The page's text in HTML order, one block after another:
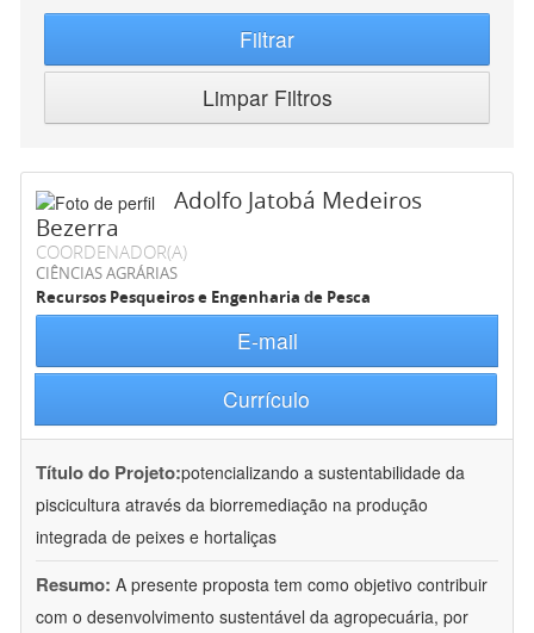
Filtrar
Limpar Filtros
Adolfo Jatobá Medeiros
Bezerra
COORDENADOR(A)
CIÊNCIAS AGRÁRIAS
Recursos Pesqueiros e Engenharia de Pesca
E-mail
Currículo
Título do Projeto:potencializando a sustentabilidade da
piscicultura através da biorremediação na produção
integrada de peixes e hortaliças
Resumo: A presente proposta tem como objetivo contribuir
com o desenvolvimento sustentável da agropecuária, por